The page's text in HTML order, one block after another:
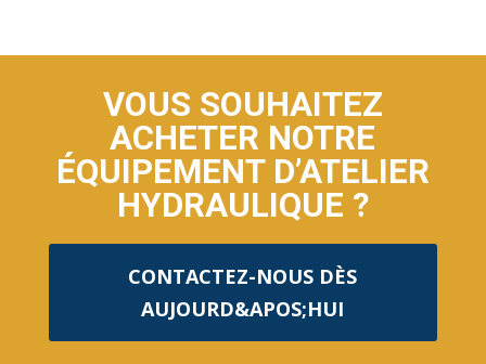
VOUS SOUHAITEZ
ACHETER NOTRE
ÉQUIPEMENT D’ATELIER
HYDRAULIQUE ?
CONTACTEZ-NOUS DÈS
AUJOURD&APOS;HUI